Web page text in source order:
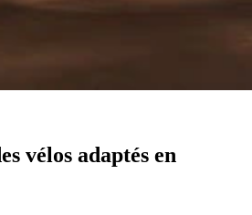
vélos adaptés en